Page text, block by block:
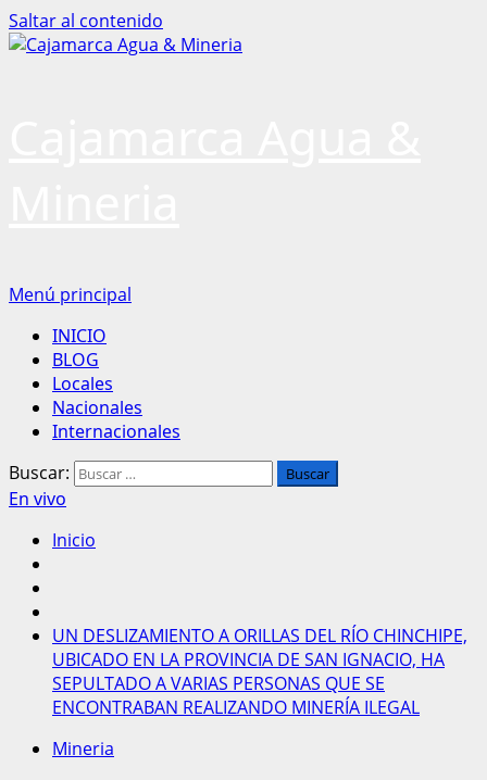
Saltar al contenido
Menú principal
INICIO
BLOG
Locales
Nacionales
Internacionales
Buscar:
En vivo
Inicio
UN DESLIZAMIENTO A ORILLAS DEL RÍO CHINCHIPE,
UBICADO EN LA PROVINCIA DE SAN IGNACIO, HA
SEPULTADO A VARIAS PERSONAS QUE SE
ENCONTRABAN REALIZANDO MINERÍA ILEGAL
Mineria